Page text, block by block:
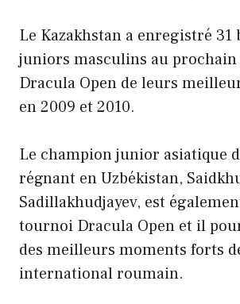
Le Kazakhstan a enregistré 31
juniors masculins au
Dracula Open de leurs
en 2009 et 2010.
Le champion junior asiatique
régnant en Uzbékistan,
Sadillakhudjayev, est
tournoi Dracula Open et il
des meilleurs moments forts
international roumain.